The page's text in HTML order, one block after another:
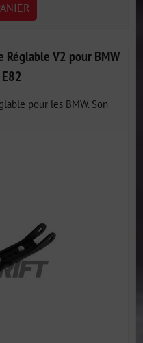
V2 pour BMW
pour les BMW. Son